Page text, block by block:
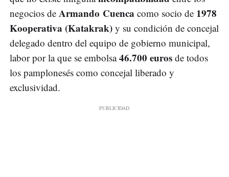
negocios de Armando Cuenca como socio de 1978
Kooperativa (Katakrak) y su condición de concejal
delegado dentro del equipo de gobierno municipal,
labor por la que se embolsa46.700 euros de todos
los pamplonesés como concejal liberado y
exclusividad.